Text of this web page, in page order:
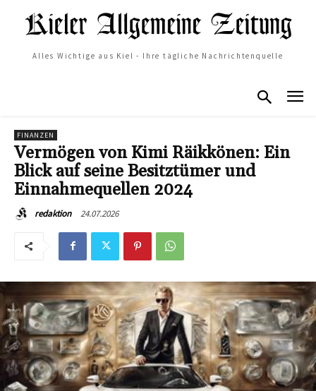
Alles Wichtige aus Kiel - Ihre tägliche Nachrichtenquelle
FINANZEN
Vermögen von Kimi Räikkönen: Ein
Blick auf seine Besitztümer und
Einnahmequellen 2024
redaktion 24.07.2026